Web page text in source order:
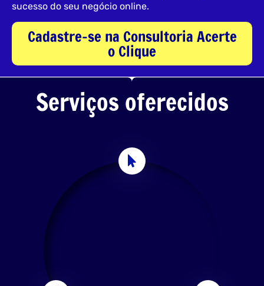
sucesso do seu negócio online.
Cadastre-se na Consultoria Acerte
o Clique
Serviços oferecidos